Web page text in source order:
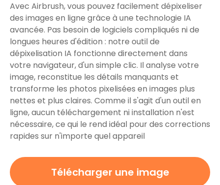
Avec Airbrush, vous pouvez facilement dépixeliser
des images en ligne grâce à une technologie IA
avancée. Pas besoin de logiciels compliqués ni de
longues heures d'édition : notre outil de
dépixelisation IA fonctionne directement dans
votre navigateur, d'un simple clic. Il analyse votre
image, reconstitue les détails manquants et
transforme les photos pixelisées en images plus
nettes et plus claires. Comme il s'agit d'un outil en
ligne, aucun téléchargement ni installation n'est
nécessaire, ce qui le rend idéal pour des corrections
rapides sur n'importe quel appareil
Télécharger une image